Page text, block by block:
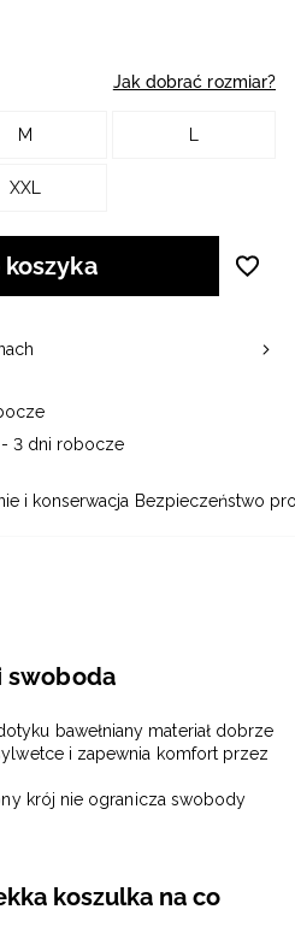
i konserwacja Bezpieczeństwo
swoboda
bawełniany materiał dobrze
i zapewnia komfort przez
krój nie ogranicza swobody
koszulka na co
Jak dobrać rozmiar?
M L
XXL
- 3 dni robocze